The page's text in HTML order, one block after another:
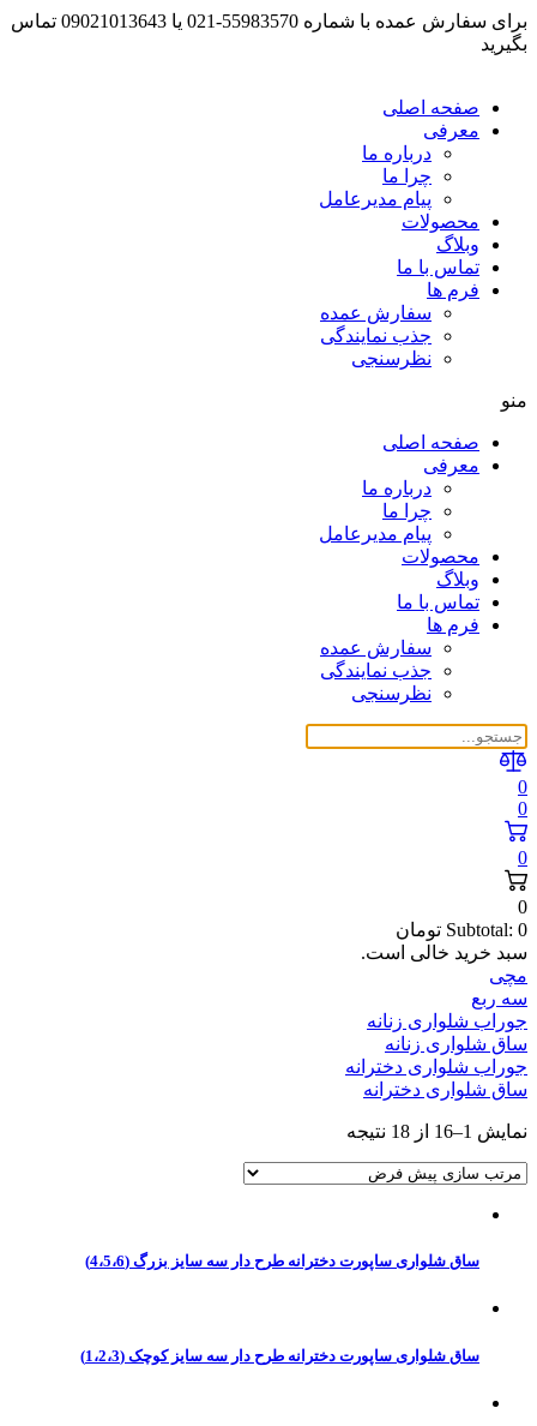
برای سفارش عمده با شماره 55983570-021 یا 09021013643 تماس
بگیرید
صفحه اصلی
معرفی
درباره ما
چرا ما
پیام مدیرعامل
محصولات
وبلاگ
تماس با ما
فرم ها
سفارش عمده
جذب نمایندگی
نظرسنجی
منو
صفحه اصلی
معرفی
درباره ما
چرا ما
پیام مدیرعامل
محصولات
وبلاگ
تماس با ما
فرم ها
سفارش عمده
جذب نمایندگی
نظرسنجی
0
0
0
0
Subtotal: 0
تومان
سبد خرید خالی است.
مچی
سه ربع
جوراب شلواری زنانه
ساق شلواری زنانه
جوراب شلواری دخترانه
ساق شلواری دخترانه
نمایش 1–16 از 18 نتیجه
ساق شلواری ساپورت دخترانه طرح دار سه سایز بزرگ (4،5،6)
ساق شلواری ساپورت دخترانه طرح دار سه سایز کوچک (1،2،3)